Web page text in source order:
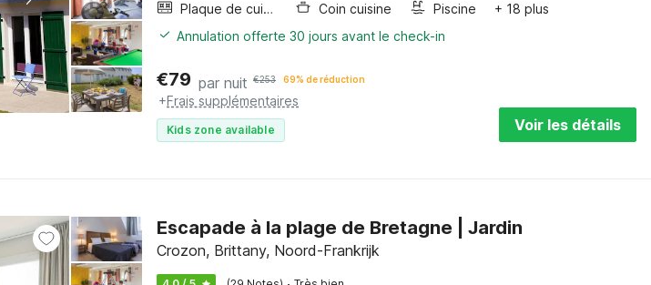
Plaque de cuisson
Coin cuisine Piscine
+ 18 plus
Annulation offerte 30 jours avant le check-in
€79 par nuit €253 69% de réduction
+Frais supplémentaires
Kids zone available Voir les détails
Escapade à la plage de Bretagne | Jardin
Crozon, Brittany, Noord-Frankrijk